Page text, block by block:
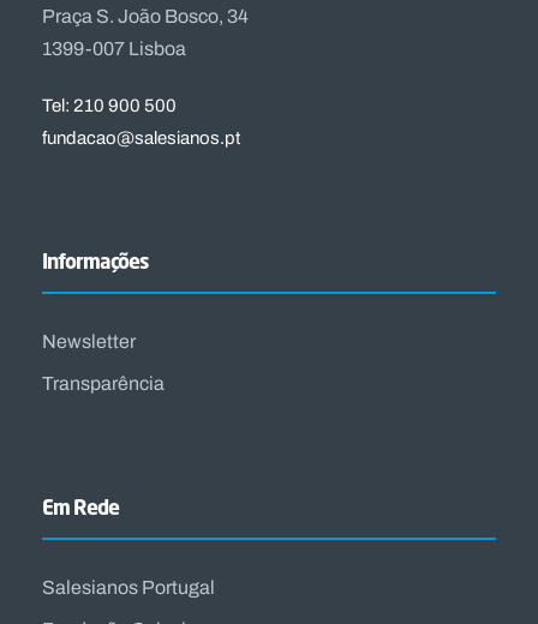
Praça S. João Bosco, 34
1399-007 Lisboa
Tel: 210 900 500
fundacao@salesianos.pt
Informações
Newsletter
Transparência
Em Rede
Salesianos Portugal